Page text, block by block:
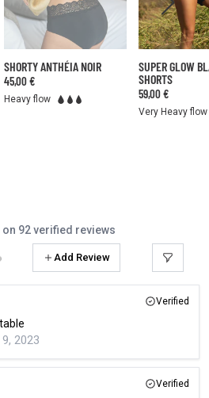
SHORTY ANTHÉIA NOIR
45,00 €
Heavy flow
SUPER GLOW
SHORTS
59,00 €
Very Heavy flow
on 92 verified reviews
Add Review
Verified
2023
Verified